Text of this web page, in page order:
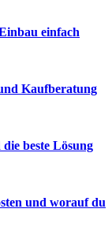
einfach
Kaufberatung
beste Lösung
und worauf du